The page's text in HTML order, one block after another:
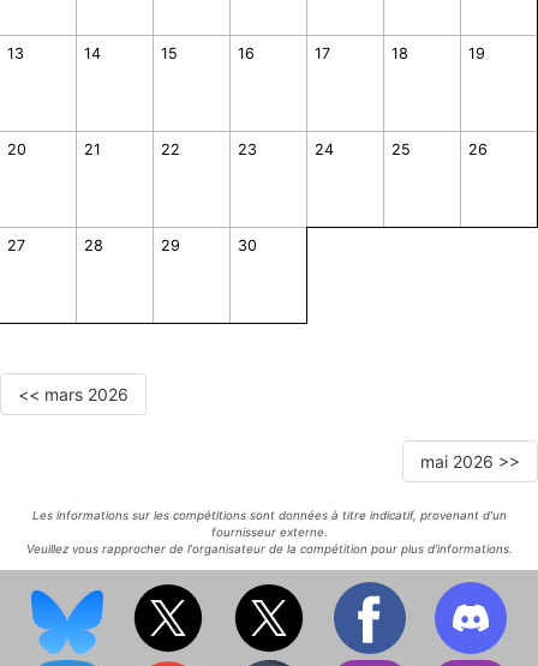
13 14 15 16 17 18 19
20 21 22 23 24 25 26
27 28 29 30
<< mars 2026
mai 2026 >>
Les informations sur les compétitions sont données à titre indicatif, provenant d'un
fournisseur externe.
Veuillez vous rapprocher de l'organisateur de la compétition pour plus d'informations.